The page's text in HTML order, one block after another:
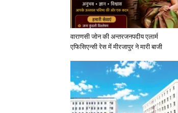
वाराणसी जोन की अन्तरजनपदीय एलार्म
एफिसिएन्सी रेस में मीरजापुर ने मारी बाजी